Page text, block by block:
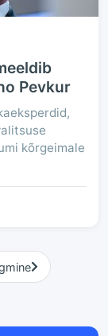
Pevkur
kõrgeimale